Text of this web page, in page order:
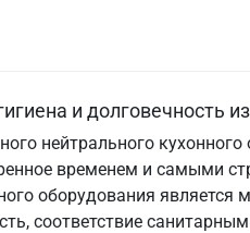
и долговечность
нейтрального
временем и самыми
оборудования является
соответствие